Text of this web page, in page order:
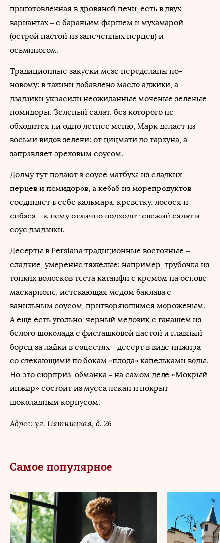
приготовленная в дровяной печи, есть в двух
вариантах – с бараньим фаршем и мухамарой
(острой пастой из запеченных перцев) и
осьминогом.
Традиционные закуски мезе переделаны по-
новому: в тахини добавлено масло аджики, а
дзадзики украсили неожиданные моченые зеленые
помидоры. Зеленый салат, без которого не
обходится ни одно летнее меню, Марк делает из
восьми видов зелени: от цицмати до тархуна, а
заправляет ореховым соусом.
Долму тут подают в соусе матбуха из сладких
перцев и помидоров, а кебаб из морепродуктов
соединяет в себе кальмара, креветку, лосося и
сибаса – к нему отлично подходит свежий салат и
соус дзадзики.
Десерты в Persiana традиционные восточные –
сладкие, умеренно тяжелые: например, трубочка из
тонких волосков теста катаифи с кремом на основе
маскарпоне, истекающая медом баклава с
ванильным соусом, притворяющимся мороженым.
А еще есть угольно-черный медовик с ганашем из
белого шоколада с фисташковой пастой и главный
борец за лайки в соцсетях – десерт в виде инжира
со стекающими по бокам «плода» капельками воды.
Но это сюрприз-обманка – на самом деле «Мокрый
инжир» состоит из мусса пекан и покрыт
шоколадным корпусом.
Адрес: ул. Пятницкая, д. 26
Самое популярное